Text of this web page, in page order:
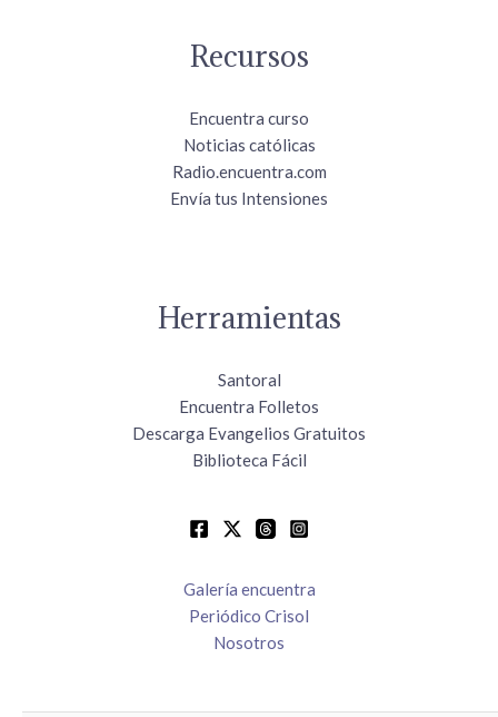
Recursos
Encuentra curso
Noticias católicas
Radio.encuentra.com
Envía tus Intensiones
Herramientas
Santoral
Encuentra Folletos
Descarga Evangelios Gratuitos
Biblioteca Fácil
Galería encuentra
Periódico Crisol
Nosotros